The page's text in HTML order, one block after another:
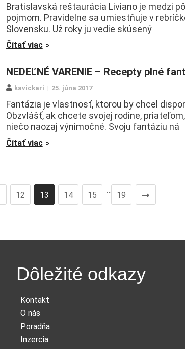
Bratislavská reštaurácia Liviano je medzi
pojmom. Pravidelne sa umiestňuje v
Slovensku. Už roky ju vedie skúsený
Čítať viac
NEDEĽNÉ VARENIE – Recepty plné
kavickari 25. júna 2017
Fantázia je vlastnosť, ktorou by chcel
Obzvlášť, ak chcete svojej rodine,
niečo naozaj výnimočné. Svoju fantáziu ná
Čítať viac
12 13 14 15
…
19
Dôležité odkazy
Kontakt
O nás
Poradňa
Inzercia